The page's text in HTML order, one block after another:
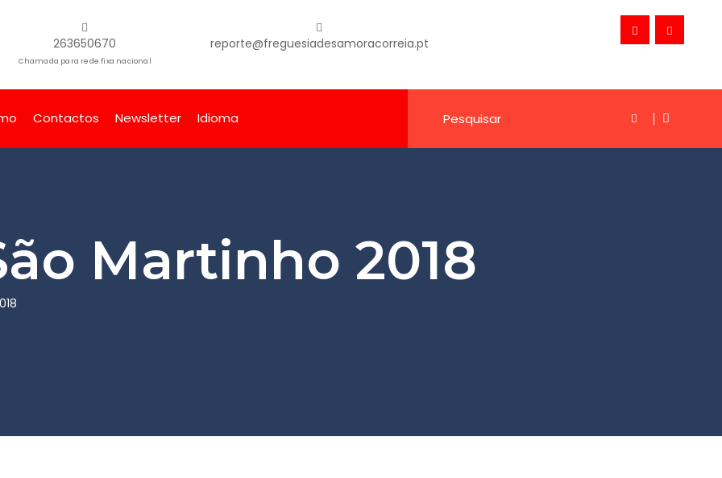
263650670
Chamada para rede fixa nacional
reporte@freguesiadesamoracorreia.pt
Contactos Newsletter Idioma
Martinho 2018